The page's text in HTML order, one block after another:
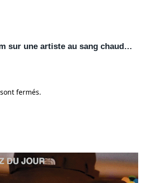
sur une artiste au sang chaud…
fermés.